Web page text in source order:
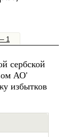
1
сербской
АО'
избытков